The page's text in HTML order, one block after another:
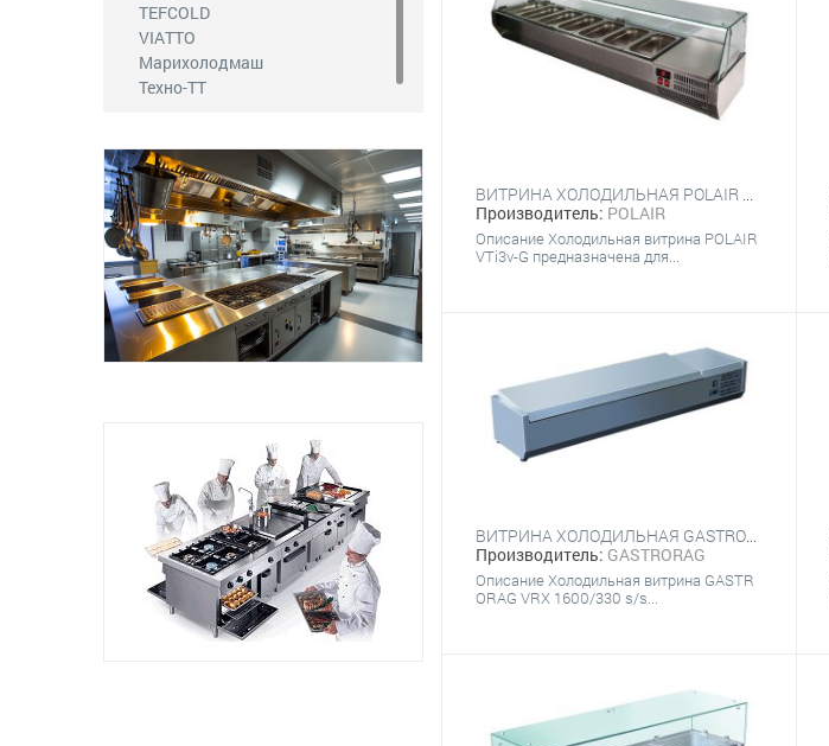
TEFCOLD
VIATTO
Марихолодмаш
Техно-ТТ
ВИТРИНА ХОЛОДИЛЬНАЯ POLAIR VTI3V-G (6Х GN 1/4)
Производитель: POLAIR
Описание Холодильная витрина POLAIR
VTi3v-G предназначена для...
ВИТРИНА ХОЛОДИЛЬНАЯ GASTRORAG VRX 1600/330 S/S
Производитель: GASTRORAG
Описание Холодильная витрина GASTR
ORAG VRX 1600/330 s/s...